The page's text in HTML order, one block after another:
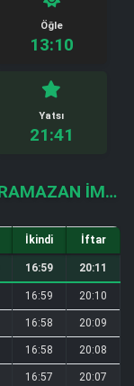
Öğle
13:10
Yatsı
21:41
AFYONKARAHISAR SINANPAŞA RAMAZAN İMSAKIYESI
İkindi İftar
16:59 20:11
16:59 20:10
16:58 20:09
16:58 20:08
16:57 20:07